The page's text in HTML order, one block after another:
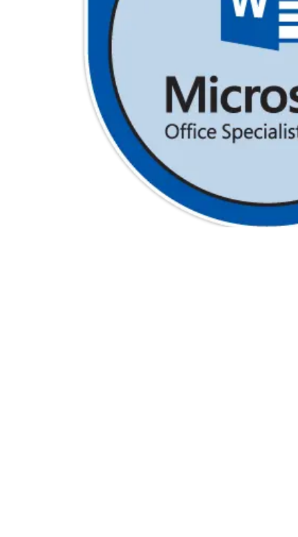
Ec-Council
Autodesk
ESB
ITS
Intuit